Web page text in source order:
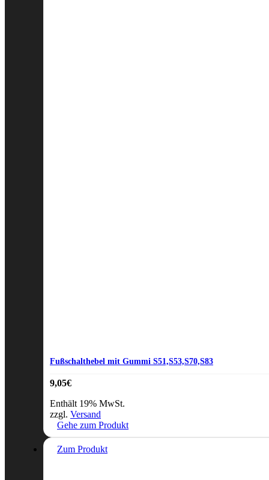
Fußschalthebel mit Gummi S51,S53,S70,S83
9,05€
Enthält 19% MwSt.
zzgl. Versand
Gehe zum Produkt
Zum Produkt